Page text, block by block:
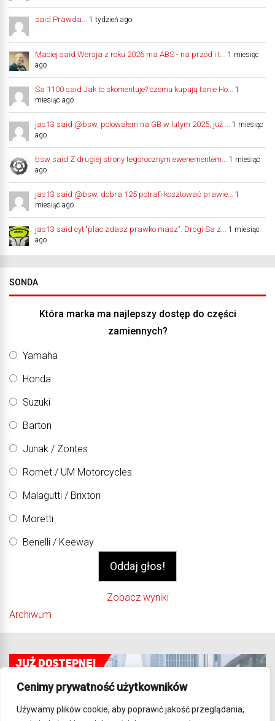
Cenimy prywatność użytkowników
Używamy plików cookie, aby poprawić jakość przeglądania,
said Prawda... 1 tydzień ago
Maciej said Wersja z roku 2026 ma ABS - na przód i t...
1 miesiąc
ago
Sa 1100 said Jak to skomentuje? czemu kupują tanie Ho...
1
miesiąc ago
jas13 said @bsw, polowałem na GB w lutym 2025, już ...
1 miesiąc
ago
bsw said Z drugiej strony tegorocznym ewenementem...
1 miesiąc
ago
jas13 said @bsw, dobra 125 potrafi kosztować prawie...
1
miesiąc ago
jas13 said cyt."plac zdasz prawko masz". Drogi Sa z...
1 miesiąc
ago
SONDA
Która marka ma najlepszy dostęp do części
zamiennych?
Yamaha
Honda
Suzuki
Barton
Junak / Zontes
Romet / UM Motorcycles
Malagutti / Brixton
Moretti
Benelli / Keeway
Zobacz wyniki
Archiwum